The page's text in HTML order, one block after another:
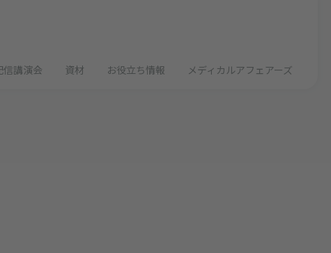
信講演会 資材 お役立ち情報 メディカルアフェアーズ